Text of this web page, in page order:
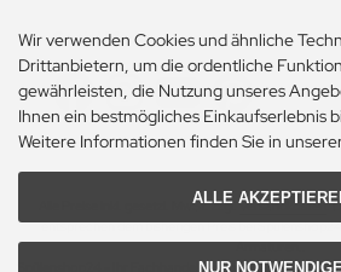
Social Media
Alle Preise inkl. gesetzl. MwSt. zzgl.Versandkosten.
entsprechen dem bisherigen Preis bei
Armaturen..
Spülenshop24 - Ihr Fachhandel für Spülen Armaturen.
Wir verwenden Cookies und ähnliche
Drittanbietern, um die ordentliche
gewährleisten, die Nutzung unseres
Ihnen ein bestmögliches Einkaufserlebnis
Weitere Informationen finden Sie in
ALLE
NUR NOTWENDIGE